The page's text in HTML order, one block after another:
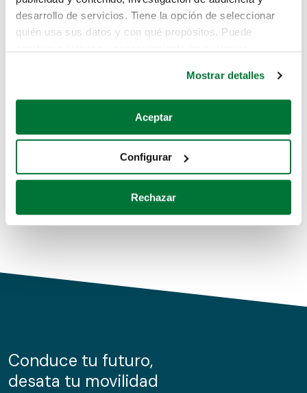
desarrollo de servicios. Tiene la opción de seleccionar
quién usa sus datos y con qué propósitos. Puede
Si lo permite, también quisiéramos:
Recopilar información sobre su ubicación geográfica
Identificar su dispositivo analizándolo activamente
para buscar características específicas (huellas
Obtenga más información sobre cómo se procesan sus
de cookies.
información sobre el uso que haga del sitio web con
nuestros partners de redes sociales, publicidad y análisis
Mostrar detalles
Aceptar
Configurar
Rechazar
Pero puedes encontrar el coche que estás
buscando en alguno de estos enlaces:
Coches de segunda mano
Coches de km0
Conduce tu futuro,
desata tu movilidad